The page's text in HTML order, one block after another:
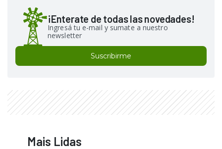
¡Enterate de todas las novedades!
Ingresá tu e-mail y sumate a nuestro
newsletter
Suscribirme
Mais Lidas